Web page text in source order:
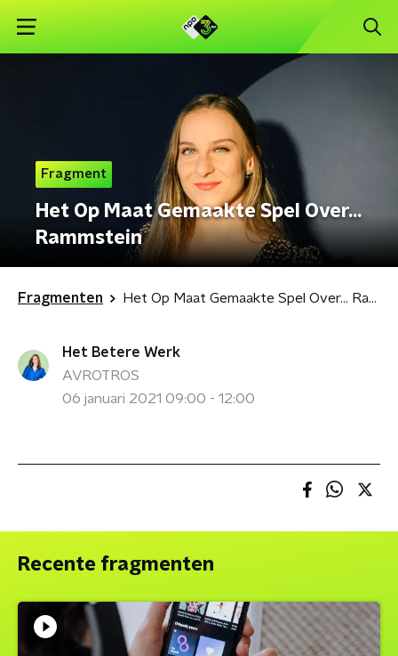
Fragment
Het Op Maat Gemaakte Spel Over...
Rammstein
Fragmenten Het Op Maat Gemaakte Spel Over... Rammstein
Het Betere Werk
AVROTROS
06 januari 2021 09:00 - 12:00
Recente fragmenten